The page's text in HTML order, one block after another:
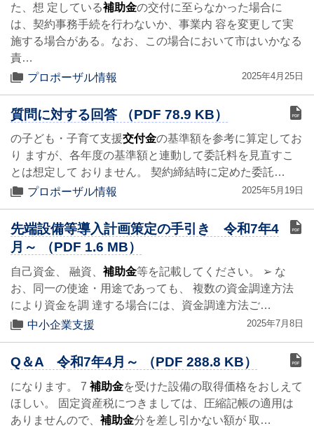
た、想 定している補助金の交付に至らなかった場合に
は、契約事務手続を行わないか、事業内 容を変更して実
施する場合がある。なお、この場合において市はいかなる
責…
プロポーザル情報
2025年4月25日
質問に対する回答 （PDF 78.9 KB）
の子ども・子育て支援交付金の基準額を参考に算定してお
り ますが、各年度の基準額と連動して委託料を見直すこ
とは想定して おりません。 契約締結時に定めた委託…
プロポーザル情報
2025年5月19日
先端設備等導入計画策定の手引き 令和7年4
月～ （PDF 1.6 MB）
自己資金、 融資、 補助金等を記載してください。 ➢ な
お、同一の使途・用途であっても、 複数の資金調達方法
により資金を調 達する場合には、資金調達方法ご…
中小企業支援
2025年7月8日
Q＆A 令和7年4月～ （PDF 288.8 KB）
になります。 7 補助金を受けた設備の取得価格をおしえて
ほしい。 固定資産税につきましては、圧縮記帳の適用は
ありませんので、 補助金分を差し引かない額が 取…